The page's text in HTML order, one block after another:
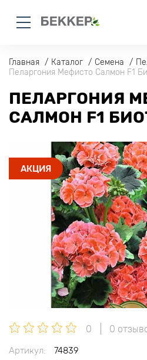
Главная Каталог Семена
Пеларгония Мефисто Салмон F1
ПЕЛАРГОНИЯ
САЛМОН F1
АКЦИЯ
0 0
Артикул:
74839